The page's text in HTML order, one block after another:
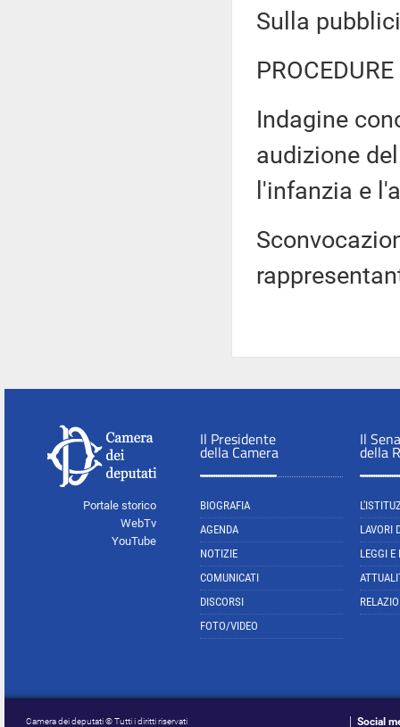
Sulla
Indagine
audizione
l'infanzia e
Portale storico
WebTv
YouTube
Il Presidente
della Camera
BIOGRAFIA
AGENDA
NOTIZIE
COMUNICATI
DISCORSI
FOTO/VIDEO
Il
della
LAVORI
LEGGI E
Camera dei deputati © Tutti i diritti riservati Social